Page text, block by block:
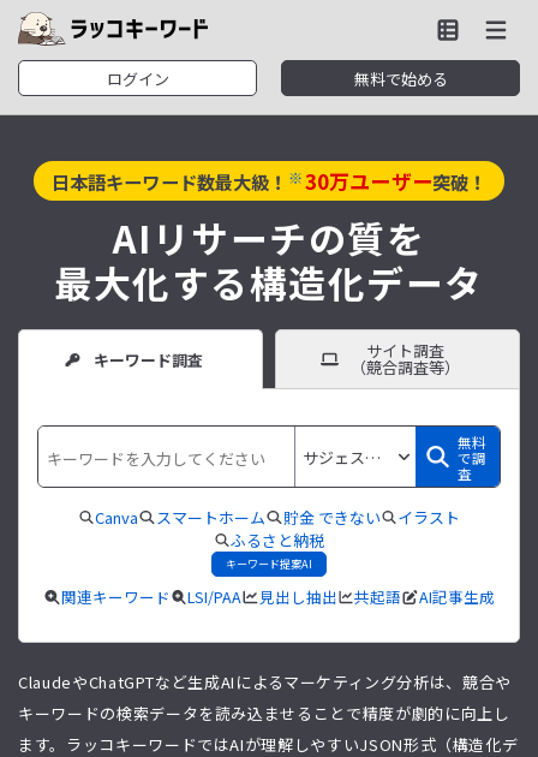
ログイン 無料で始める
日本語キーワード数最大級！ ※30万ユーザー突破！
AIリサーチの質を
最大化する構造化データ
キーワード調査 サイト調査
（競合調査等）
無料
で調
査
Canva スマートホーム 貯金 できない
イラスト
ふるさと納税
キーワード提案AI
関連キーワード LSI/PAA 見出し抽出 共起語 AI記事生成
ClaudeやChatGPTなど生成AIによるマーケティング分析は、競合や
キーワードの検索データを読み込ませることで精度が劇的に向上し
ます。ラッコキーワードではAIが理解しやすいJSON形式（構造化デ